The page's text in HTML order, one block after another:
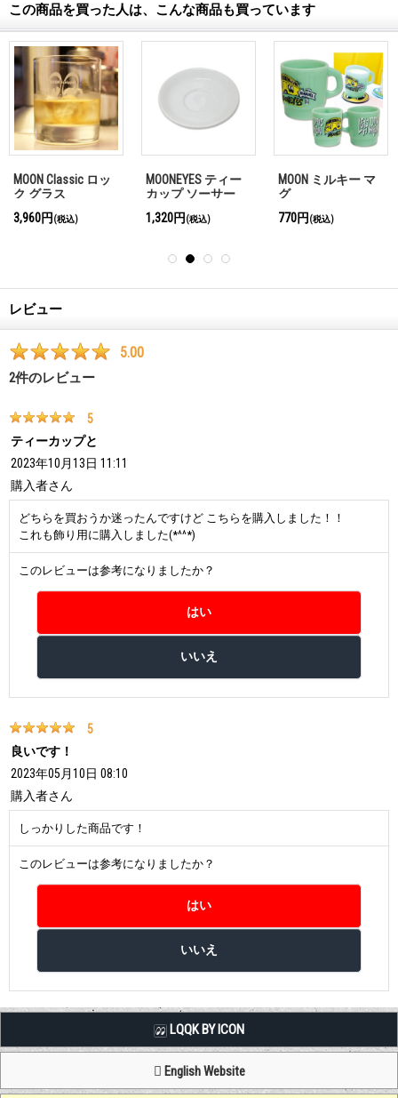
この商品を買った人は、こんな商品も買っています
MOON Classic ロッ
ク グラス
3,960円 (税込)
MOONEYES ティー
カップ ソーサー
1,320円 (税込)
MOON ミルキー マ
グ
770円 (税込)
レビュー
5.00
2件のレビュー
5
ティーカップと
2023年10月13日 11:11
購入者さん
どちらを買おうか迷ったんですけど こちらを購入しました！！
これも飾り用に購入しました(*^^*)
このレビューは参考になりましたか？
5
良いです！
2023年05月10日 08:10
購入者さん
しっかりした商品です！
このレビューは参考になりましたか？
LQQK BY ICON
English Website